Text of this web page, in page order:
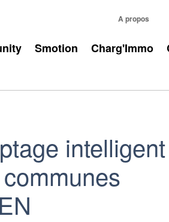
A propos
Smotion Charg'Immo